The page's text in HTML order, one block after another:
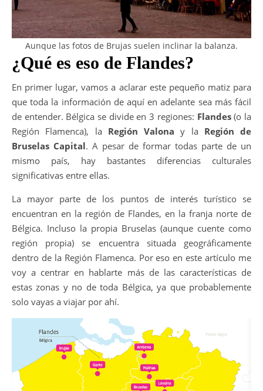
Aunque las fotos de Brujas suelen inclinar la balanza.
¿Qué es eso de Flandes?
En primer lugar, vamos a aclarar este pequeño matiz para
que toda la información de aquí en adelante sea más fácil
de entender. Bélgica se divide en 3 regiones: Flandes(o la
Región Flamenca), la Región Valona y la Región de
Bruselas Capital. A pesar de formar todas parte de un
mismo país, hay bastantes diferencias culturales
significativas entre ellas.
La mayor parte de los puntos de interés turístico se
encuentran en la región de Flandes, en la franja norte de
Bélgica. Incluso la propia Bruselas (aunque cuente como
región propia) se encuentra situada geográficamente
dentro de la Región Flamenca. Por eso en este artículo me
voy a centrar en hablarte más de las características de
estas zonas y no de toda Bélgica, ya que probablemente
solo vayas a viajar por ahí.